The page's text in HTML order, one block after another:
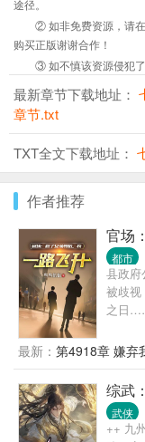
途径。
② 如非免费资源，请
购买正版谢谢合作！
③ 如不慎该资源侵犯
最新章节下载地址：
章节.txt
TXT全文下载地址：
作者推荐
官场
都市
县政府
被歧视
之日
最新： 第4918章 嫌弃
综武
武侠
++ 九